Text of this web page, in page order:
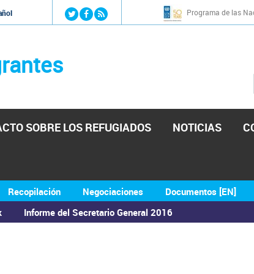
Jump to navigation Programa de las
Informe del Secretario General 2016
Recopilación Negociaciones Documentos [EN]
SOBRE LOS REFUGIADOS NOTICIAS